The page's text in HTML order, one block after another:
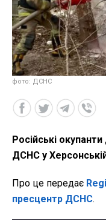
фото: ДСНС
Російські окупанти
ДСНС у
Про це передає
пресцентр ДСНС.